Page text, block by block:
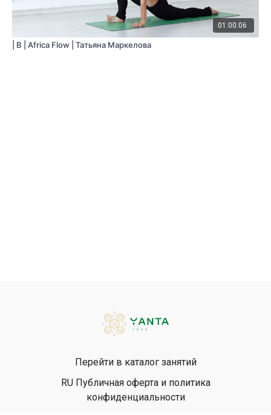
01:00:06
| B | Africa Flow | Татьяна Маркелова
Перейти в каталог занятий
RU Публичная оферта и политика
конфиденциальности